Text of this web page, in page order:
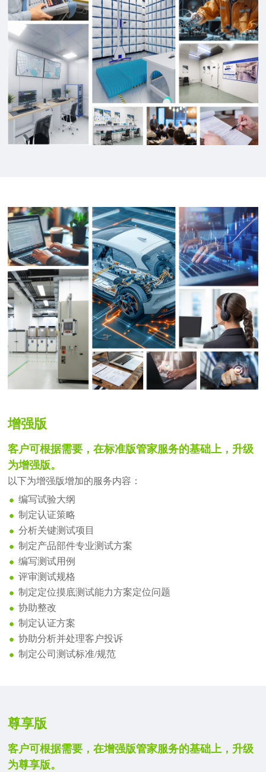
增强版
客户可根据需要，在标准版管家服务的基础上，升级
为增强版。
以下为增强版增加的服务内容：
编写试验大纲
制定认证策略
分析关键测试项目
制定产品部件专业测试方案
编写测试用例
评审测试规格
制定定位摸底测试能力方案定位问题
协助整改
制定认证方案
协助分析并处理客户投诉
制定公司测试标准/规范
尊享版
客户可根据需要，在增强版管家服务的基础上，升级
为尊享版。